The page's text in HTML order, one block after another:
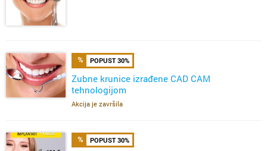
POPUST 30%
Zubne krunice izrađene CAD CAM
tehnologijom
Akcija je završila
POPUST 30%